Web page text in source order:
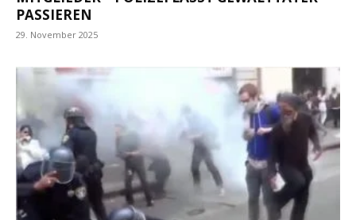
ASSIEREN
29. November 2025